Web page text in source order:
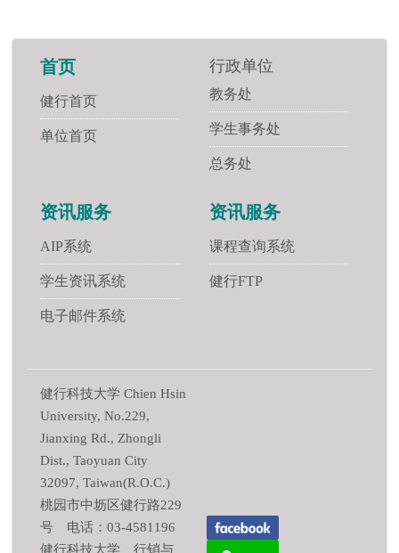
首页
健行首页
单位首页
行政单位
教务处
学生事务处
总务处
资讯服务
AIP系统
学生资讯系统
电子邮件系统
资讯服务
课程查询系统
健行FTP
健行科技大学 Chien Hsin
University, No.229,
Jianxing Rd., Zhongli
Dist., Taoyuan City
32097, Taiwan(R.O.C.)
桃园市中坜区健行路229
号 电话：03-4581196
健行科技大学 行销与